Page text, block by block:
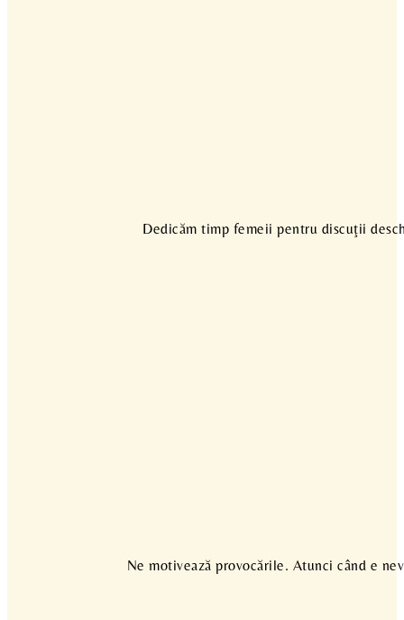
Dedicăm timp femeii pentru discuţii
Ne motivează provocările. Atunci când e